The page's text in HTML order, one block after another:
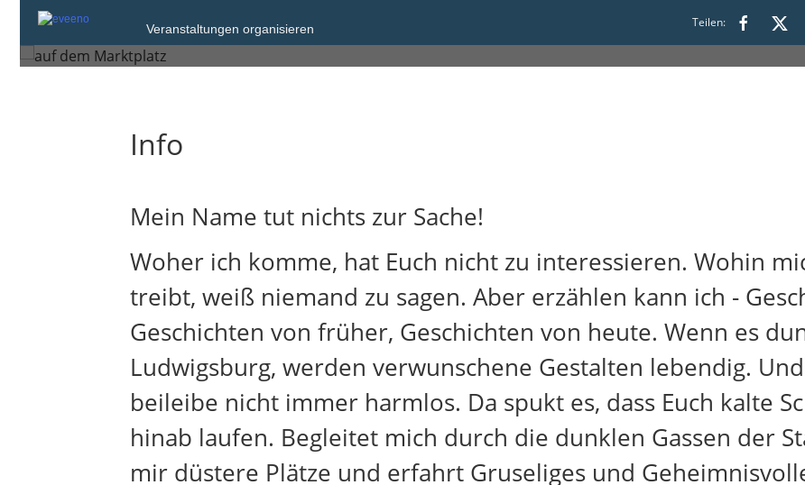
Veranstaltungen organisieren Teilen:
Ludwigsburg
Info
Mein Name tut nichts zur Sache!
Woher ich komme, hat Euch nicht zu interessieren. Wohin
treibt, weiß niemand zu sagen. Aber erzählen kann ich -
Geschichten von früher, Geschichten von heute. Wenn es
Ludwigsburg, werden verwunschene Gestalten lebendig.
beileibe nicht immer harmlos. Da spukt es, dass Euch kalte
hinab laufen. Begleitet mich durch die dunklen Gassen der
mir düstere Plätze und erfahrt Gruseliges und